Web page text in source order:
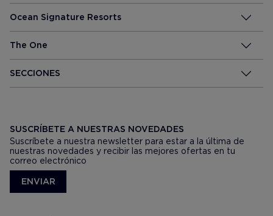
Ocean Signature Resorts
The One
SECCIONES
SUSCRÍBETE A NUESTRAS NOVEDADES
Suscríbete a nuestra newsletter para estar a la última de
nuestras novedades y recibir las mejores ofertas en tu
correo electrónico
ENVIAR